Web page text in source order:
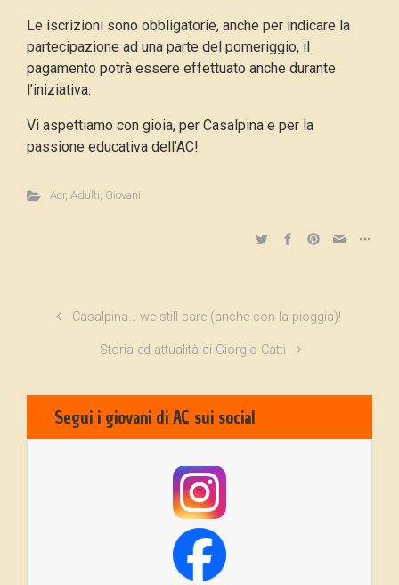
Le iscrizioni sono obbligatorie, anche per indicare la
partecipazione ad una parte del pomeriggio, il
pagamento potrà essere effettuato anche durante
l’iniziativa.
Vi aspettiamo con gioia, per Casalpina e per la
passione educativa dell’AC!
Acr, Adulti, Giovani
Casalpina… we still care (anche con la pioggia)!
Storia ed attualità di Giorgio Catti
Segui i giovani di AC sui social